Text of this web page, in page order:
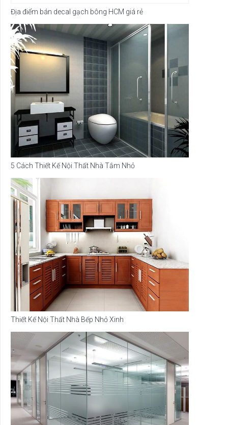
Địa điểm bán decal gạch bông HCM giá rẻ
5 Cách Thiết Kế Nội Thất Nhà Tắm Nhỏ
Thiết Kế Nội Thất Nhà Bếp Nhỏ Xinh